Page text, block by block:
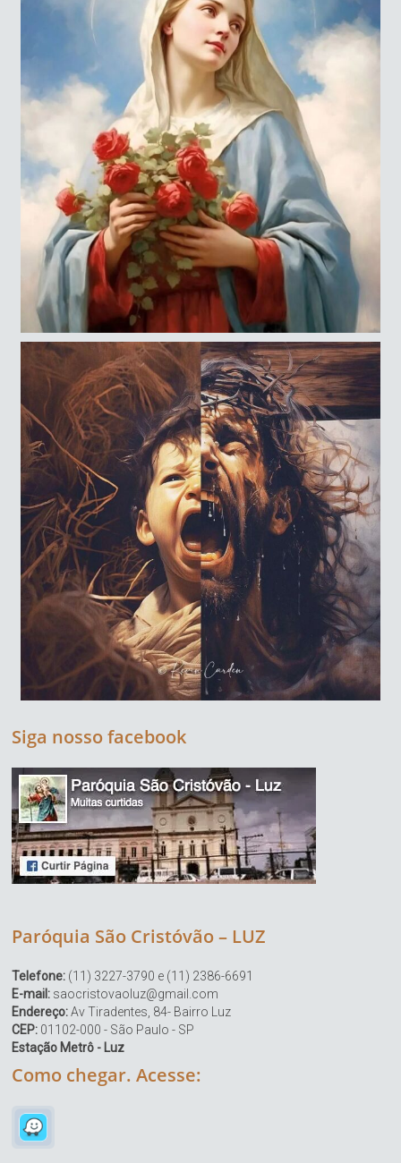
Siga nosso facebook
Paróquia São Cristóvão – LUZ
Telefone: (11) 3227-3790 e (11) 2386-6691
E-mail: saocristovaoluz@gmail.com
Endereço:Av Tiradentes, 84- Bairro Luz
CEP: 01102-000 - São Paulo - SP
Estação Metrô - Luz
Como chegar. Acesse: